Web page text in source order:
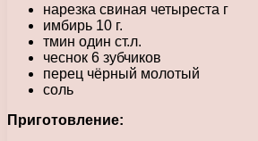
нарезка свиная четыреста г
имбирь 10 г.
тмин один ст.л.
чеснок 6 зубчиков
перец чёрный молотый
соль
Приготовление: